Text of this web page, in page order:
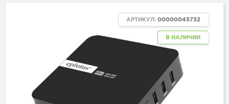
В НАЛИЧИИ
АРТИКУЛ: 00000045732